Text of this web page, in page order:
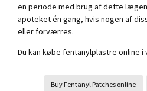
en periode med brug af dette
apoteket én gang, hvis nogen af
eller forværres.
Du kan købe fentanylplastre online
Buy Fentanyl Patches online